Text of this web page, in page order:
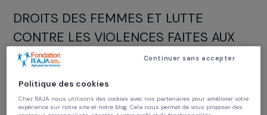
DROITS DES FEMMES ET LUTTE
CONTRE LES VIOLENCES FAITES AUX
FEMMES
Continuer sans accepter